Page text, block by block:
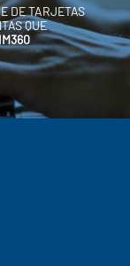
DE TARJETAS
QUE